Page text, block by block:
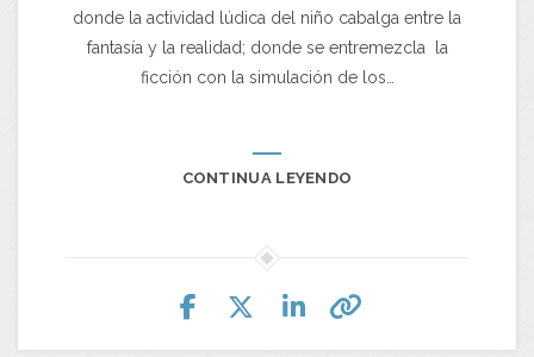
donde la actividad lúdica del niño cabalga entre la
fantasía y la realidad; donde se entremezcla la
ficción con la simulación de los…
CONTINUA LEYENDO